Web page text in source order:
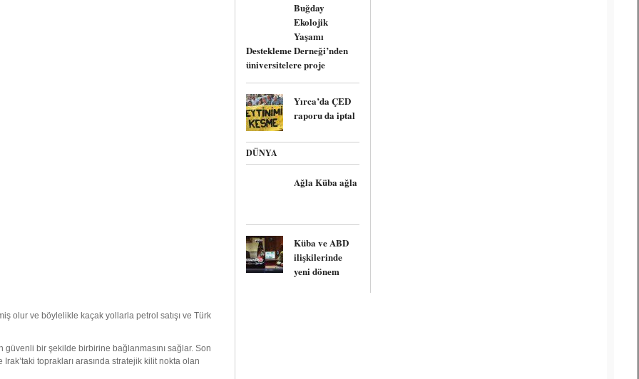
olur ve böylelikle kaçak yollarla petrol satışı ve Türk
bir şekilde birbirine bağlanmasını sağlar. Son
toprakları arasında stratejik kilit nokta olan
Buğday
Ekolojik
Yaşamı
Destekleme Derneği’nden
üniversitelere proje
Yırca’da ÇED
raporu da iptal
DÜNYA
Ağla Küba ağla
Küba ve ABD
ilişkilerinde
yeni dönem